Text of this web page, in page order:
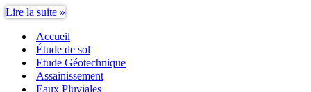
Lire la suite »
Étude
de
sol
–
Supervision
Accueil
Étude de sol
Etude Géotechnique
Assainissement
Eaux Pluviales